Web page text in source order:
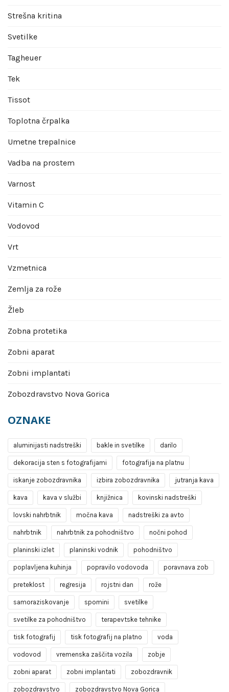
Strešna kritina
Svetilke
Tagheuer
Tek
Tissot
Toplotna črpalka
Umetne trepalnice
Vadba na prostem
Varnost
Vitamin C
Vodovod
Vrt
Vzmetnica
Zemlja za rože
Žleb
Zobna protetika
Zobni aparat
Zobni implantati
Zobozdravstvo Nova Gorica
OZNAKE
aluminijasti nadstreški bakle in svetilke darilo
dekoracija sten s fotografijami fotografija na platnu
iskanje zobozdravnika izbira zobozdravnika jutranja kava
kava kava v službi knjižnica kovinski nadstreški
lovski nahrbtnik močna kava nadstreški za avto
nahrbtnik nahrbtnik za pohodništvo nočni pohod
planinski izlet planinski vodnik pohodništvo
poplavljena kuhinja popravilo vodovoda poravnava zob
preteklost regresija rojstni dan rože
samoraziskovanje spomini svetilke
svetilke za pohodništvo terapevtske tehnike
tisk fotografij tisk fotografij na platno voda
vodovod vremenska zaščita vozila zobje
zobni aparat zobni implantati zobozdravnik
zobozdravstvo zobozdravstvo Nova Gorica